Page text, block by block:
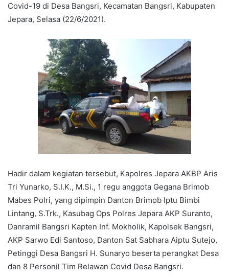
Covid-19 di Desa Bangsri, Kecamatan Bangsri, Kabupaten
Jepara, Selasa (22/6/2021).
Hadir dalam kegiatan tersebut, Kapolres Jepara AKBP Aris
Tri Yunarko, S.I.K., M.Si., 1 regu anggota Gegana Brimob
Mabes Polri, yang dipimpin Danton Brimob Iptu Bimbi
Lintang, S.Trk., Kasubag Ops Polres Jepara AKP Suranto,
Danramil Bangsri Kapten Inf. Mokholik, Kapolsek Bangsri,
AKP Sarwo Edi Santoso, Danton Sat Sabhara Aiptu Sutejo,
Petinggi Desa Bangsri H. Sunaryo beserta perangkat Desa
dan 8 Personil Tim Relawan Covid Desa Bangsri.